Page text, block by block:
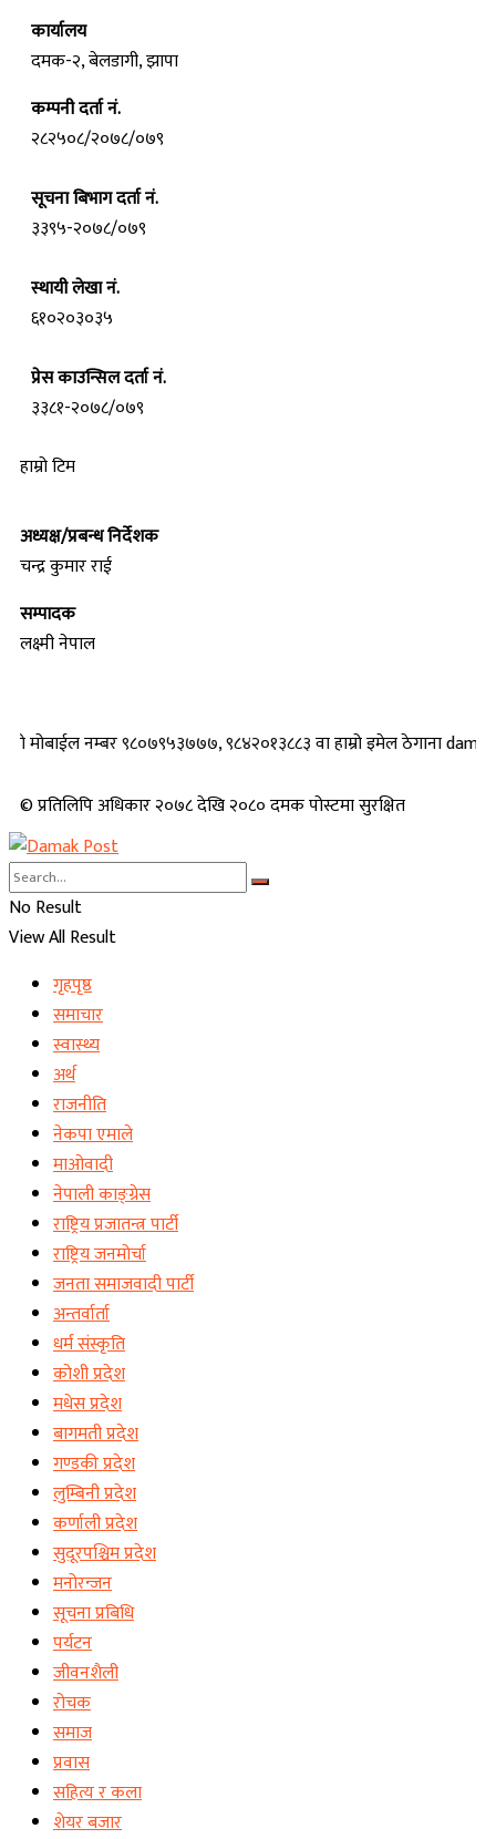
कार्यालय
दमक-२, बेलडागी, झापा
कम्पनी दर्ता नं.
२८२५०८/२०७८/०७९
सूचना बिभाग दर्ता नं.
३३९५-२०७८/०७९
स्थायी लेखा नं.
६१०२०३०३५
प्रेस काउन्सिल दर्ता नं.
३३८१-२०७८/०७९
हाम्रो टिम
अध्यक्ष/प्रबन्ध निर्देशक
चन्द्र कुमार राई
सम्पादक
लक्ष्मी नेपाल
नम्बर ९८०७९५३७७७, ९८४२०१३८८३ वा हाम्रो इमेल ठेगाना
© प्रतिलिपि अधिकार २०७८ देखि २०८० दमक पोस्टमा सुरक्षित
No Result
View All Result
गृहपृष्ठ
समाचार
स्वास्थ्य
अर्थ
राजनीति
नेकपा एमाले
माओवादी
नेपाली काङ्ग्रेस
राष्ट्रिय प्रजातन्त्र पार्टी
राष्ट्रिय जनमोर्चा
जनता समाजवादी पार्टी
अन्तर्वार्ता
धर्म संस्कृति
कोशी प्रदेश
मधेस प्रदेश
बागमती प्रदेश
गण्डकी प्रदेश
लुम्बिनी प्रदेश
कर्णाली प्रदेश
सुदूरपश्चिम प्रदेश
मनोरन्जन
सूचना प्रबिधि
पर्यटन
जीवनशैली
रोचक
समाज
प्रवास
सहित्य र कला
शेयर बजार